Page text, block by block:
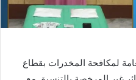
لمكافحة المخدرات بقطاع